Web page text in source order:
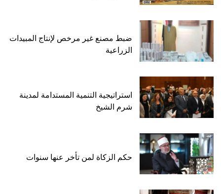
ضبط مصنع غير مرخص لإنتاج المبيدات
الزراعية
استراتيجية التنمية المستدامة لمدينة
شرم الشيخ
حكم الزكاة لمن تأخر عنها سنوات